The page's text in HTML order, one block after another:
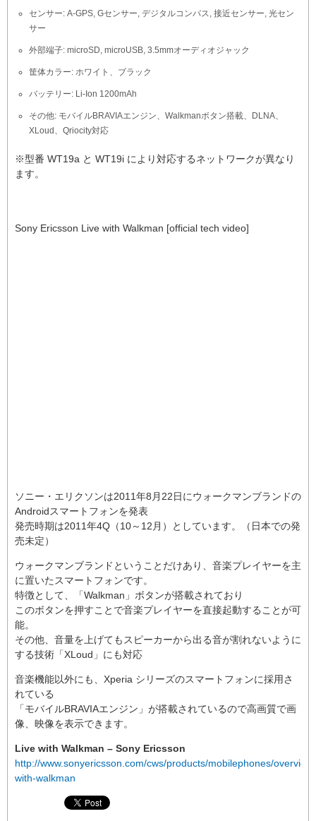
センサー: A-GPS, Gセンサー, デジタルコンパス, 接近センサー, 光セン
サー
外部端子: microSD, microUSB, 3.5mmオーディオジャック
筐体カラー: ホワイト、ブラック
バッテリー: Li-Ion 1200mAh
その他: モバイルBRAVIAエンジン、Walkmanボタン搭載、DLNA、
XLoud、Qriocity対応
※型番 WT19a と WT19i により対応するネットワークが異なり
ます。
Sony Ericsson Live with Walkman [official tech video]
ソニー・エリクソンは2011年8月22日にウォークマンブランドの
Androidスマートフォンを発表
発売時期は2011年4Q（10～12月）としています。（日本での発
売未定）
ウォークマンブランドということだけあり、音楽プレイヤーを主
に置いたスマートフォンです。
特徴として、「Walkman」ボタンが搭載されており
このボタンを押すことで音楽プレイヤーを直接起動することが可
能。
その他、音量を上げてもスピーカーから出る音が割れないように
する技術「XLoud」にも対応
音楽機能以外にも、Xperia シリーズのスマートフォンに採用さ
れている
「モバイルBRAVIAエンジン」が搭載されているので高画質で画
像、映像を表示できます。
Live with Walkman – Sony Ericsson
http://www.sonyericsson.com/cws/products/mobilephones/
with-walkman